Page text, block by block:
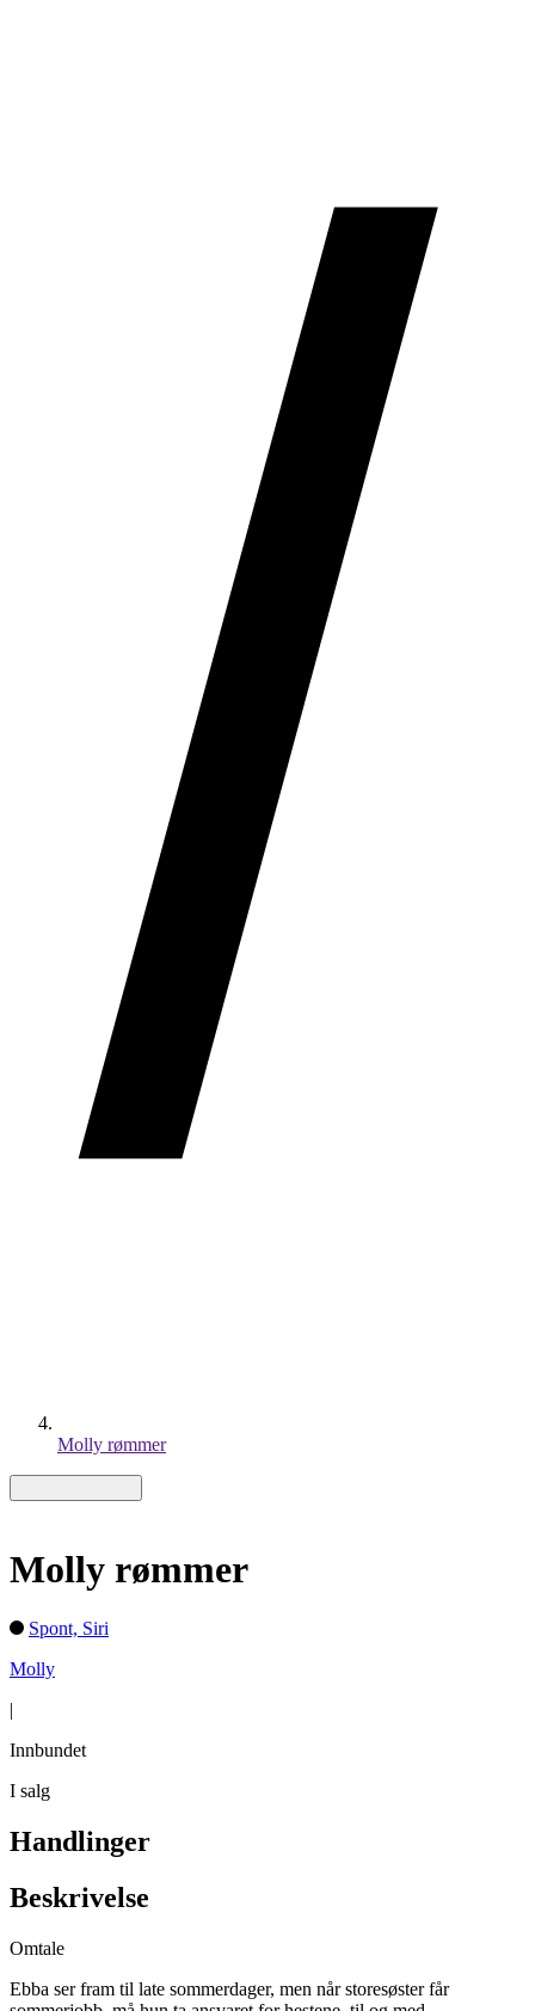
Molly rømmer
Molly rømmer
Spont, Siri
Molly
|
Innbundet
I salg
Handlinger
Beskrivelse
Omtale
Ebba ser fram til late sommerdager, men når storesøster får